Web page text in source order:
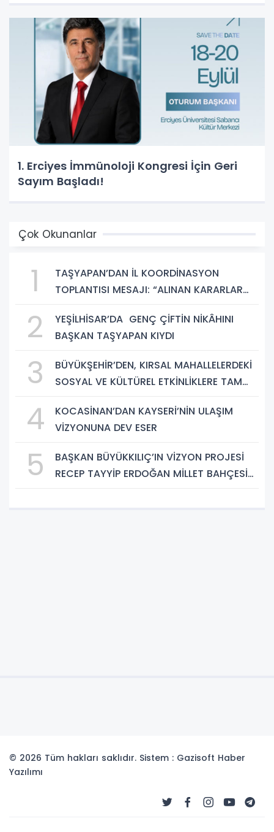
1. Erciyes İmmünoloji Kongresi İçin Geri
Sayım Başladı!
Çok Okunanlar
1
TAŞYAPAN’DAN İL KOORDİNASYON
TOPLANTISI MESAJI: “ALINAN KARARLAR
2
YEŞİLHİSAR’DA GENÇ ÇİFTİN NİKÂHINI
BAŞKAN TAŞYAPAN KIYDI
3
BÜYÜKŞEHİR’DEN, KIRSAL MAHALLELERDEKİ
SOSYAL VE KÜLTÜREL ETKİNLİKLERE TAM
4
KOCASİNAN’DAN KAYSERİ’NİN ULAŞIM
VİZYONUNA DEV ESER
5
BAŞKAN BÜYÜKKILIÇ’IN VİZYON PROJESİ
RECEP TAYYİP ERDOĞAN MİLLET BAHÇESİ
© 2026 Tüm hakları saklıdır. Sistem : Gazisoft Haber
Yazılımı